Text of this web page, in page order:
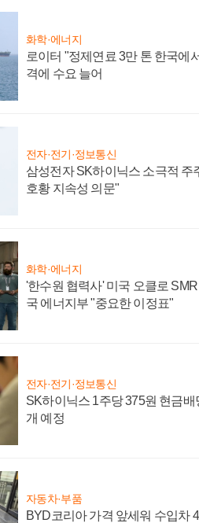
화학·에너지
로이터 "정제연료 3만 톤 한국에
격에 수요 늘어
전자·전기·정보통신
삼성전자 SK하이닉스 소극적 주
호황 지속성 의문"
화학·에너지
'한수원 협력사' 미국 오클로
국 에너지부 "중요한 이정표"
전자·전기·정보통신
SK하이닉스 1주당 375원 현금
개 예정
자동차·부품
BYD코리아 가격 앞세워 수입차